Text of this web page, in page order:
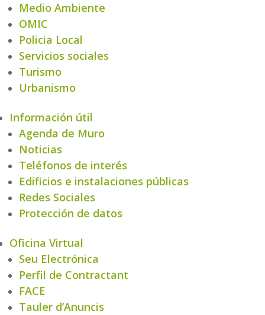
Medio Ambiente
OMIC
Policia Local
Servicios sociales
Turismo
Urbanismo
Información útil
Agenda de Muro
Noticias
Teléfonos de interés
Edificios e instalaciones públicas
Redes Sociales
Protección de datos
Oficina Virtual
Seu Electrónica
Perfil de Contractant
FACE
Tauler d’Anuncis